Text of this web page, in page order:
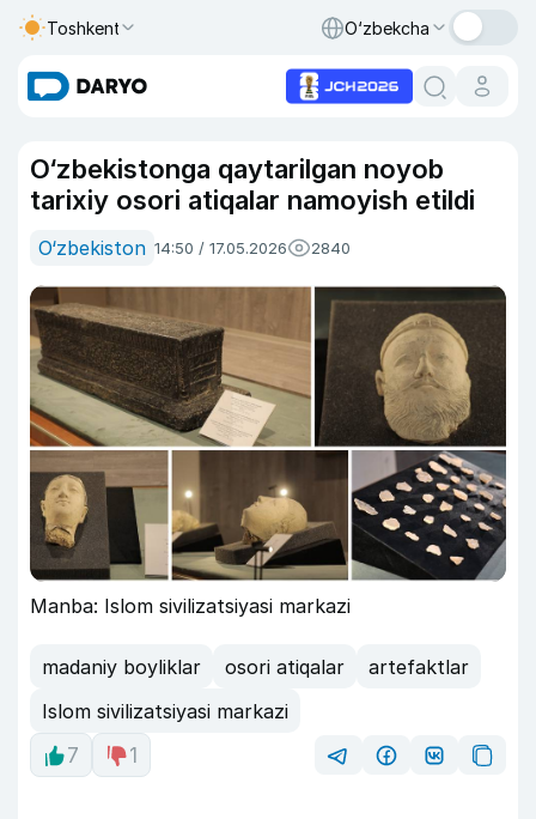
Toshkent O‘zbekcha
O‘zbekistonga qaytarilgan noyob
tarixiy osori atiqalar namoyish etildi
O‘zbekiston 14:50 / 17.05.2026 2840
Manba: Islom sivilizatsiyasi markazi
madaniy boyliklar osori atiqalar
artefaktlar
Islom sivilizatsiyasi markazi
7
1